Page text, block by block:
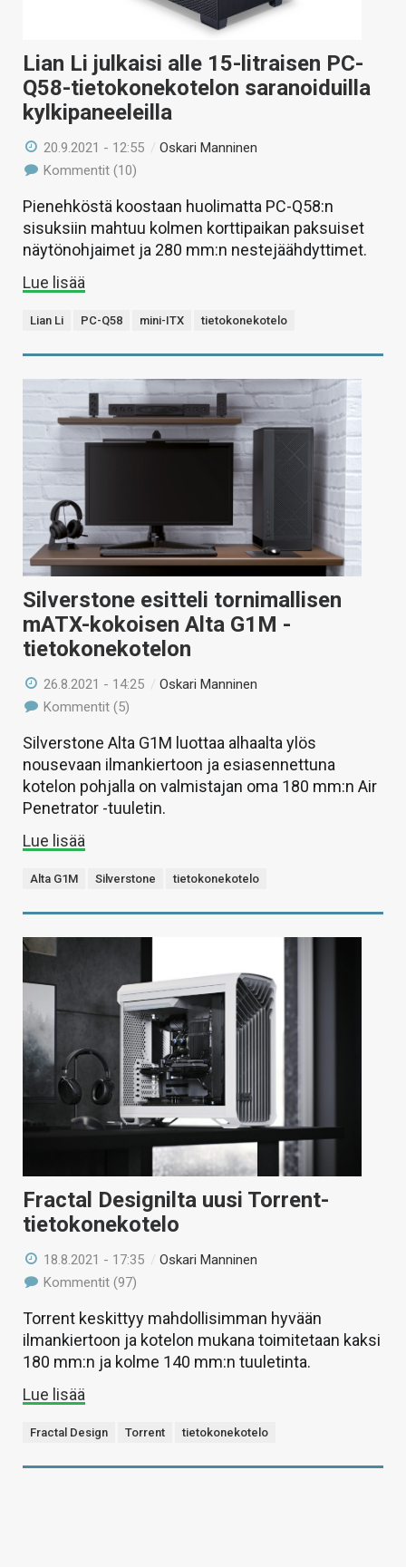
Lian Li julkaisi alle 15-litraisen PC-
Q58-tietokonekotelon saranoiduilla
kylkipaneeleilla
20.9.2021 - 12:55 /Oskari Manninen
Kommentit (10)
Pienehköstä koostaan huolimatta PC-Q58:n
sisuksiin mahtuu kolmen korttipaikan paksuiset
näytönohjaimet ja 280 mm:n nestejäähdyttimet.
Lue lisää
Lian Li PC-Q58 mini-ITX tietokonekotelo
Silverstone esitteli tornimallisen
mATX-kokoisen Alta G1M -
tietokonekotelon
26.8.2021 - 14:25 /Oskari Manninen
Kommentit (5)
Silverstone Alta G1M luottaa alhaalta ylös
nousevaan ilmankiertoon ja esiasennettuna
kotelon pohjalla on valmistajan oma 180 mm:n Air
Penetrator -tuuletin.
Lue lisää
Alta G1M Silverstone tietokonekotelo
Fractal Designilta uusi Torrent-
tietokonekotelo
18.8.2021 - 17:35 /Oskari Manninen
Kommentit (97)
Torrent keskittyy mahdollisimman hyvään
ilmankiertoon ja kotelon mukana toimitetaan kaksi
180 mm:n ja kolme 140 mm:n tuuletinta.
Lue lisää
Fractal Design Torrent tietokonekotelo